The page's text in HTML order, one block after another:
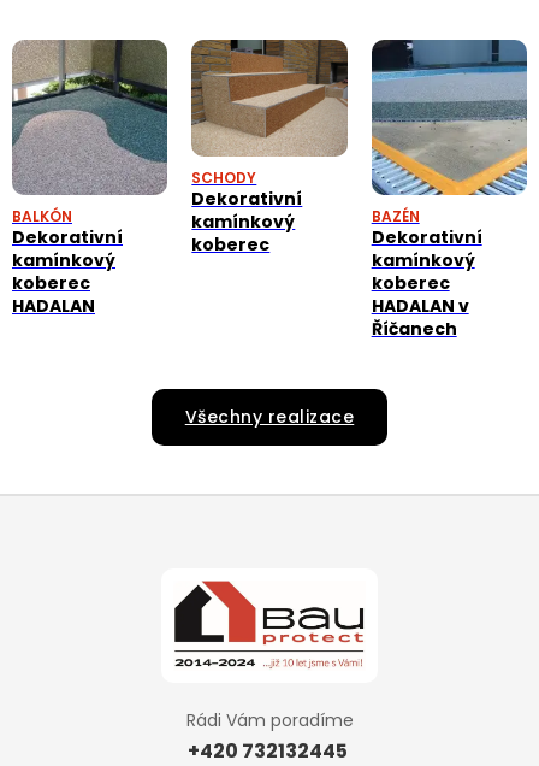
BALKÓN
Dekorativní
kamínkový
koberec
HADALAN
SCHODY
Dekorativní
kamínkový
koberec
BAZÉN
Dekorativní
kamínkový
koberec
HADALAN v
Říčanech
Všechny realizace
Rádi Vám poradíme
+420 732132445